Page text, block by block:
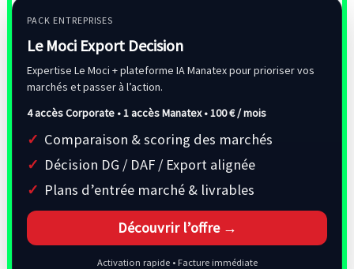
PACK ENTREPRISES
Le Moci Export Decision
Expertise Le Moci + plateforme IA Manatex pour prioriser vos
marchés et passer à l’action.
4 accès Corporate • 1 accès Manatex •100 € / mois
Comparaison & scoring des marchés
Décision DG / DAF / Export alignée
Plans d’entrée marché & livrables
Découvrir l’offre →
Activation rapide • Facture immédiate